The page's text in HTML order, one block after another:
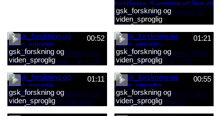
gsk_forskning og
viden_sproglig
forståelse_Samtalekort Støt
dit barns fortsatte læsning 8-
10 år.mp3
00:52
gsk_forskning og
viden_sproglig
forståelse_Samtalekort Snak
med dit barn 6 mdr-2 år.mp3
01:21
gsk_forskning og
viden_sproglig
forståelse_Samtalekort Snak
med dit barn 2-6 år.mp3
01:11
gsk_forskning og
viden_sproglig
forståelse_Samtalekort Snak
00:55
gsk_forskning og
viden_sproglig
forståelse_Samtalekort Læs,